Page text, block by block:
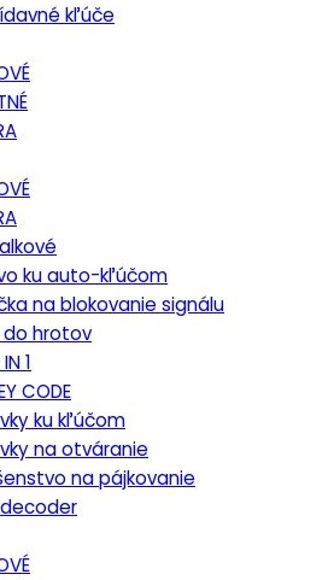
kľúče
ku auto-kľúčom
na blokovanie signálu
do hrotov
1
CODE
ku kľúčom
na otváranie
na pájkovanie